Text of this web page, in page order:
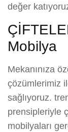
değer
Mobilya
Mekanınıza
çözümlerimiz
sağlıyoruz.
prensipleriyle
mobilyaları